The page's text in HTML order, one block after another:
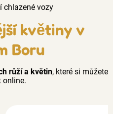
chlazené vozy
květiny v
Boru
růží a květin, které si můžete
online.